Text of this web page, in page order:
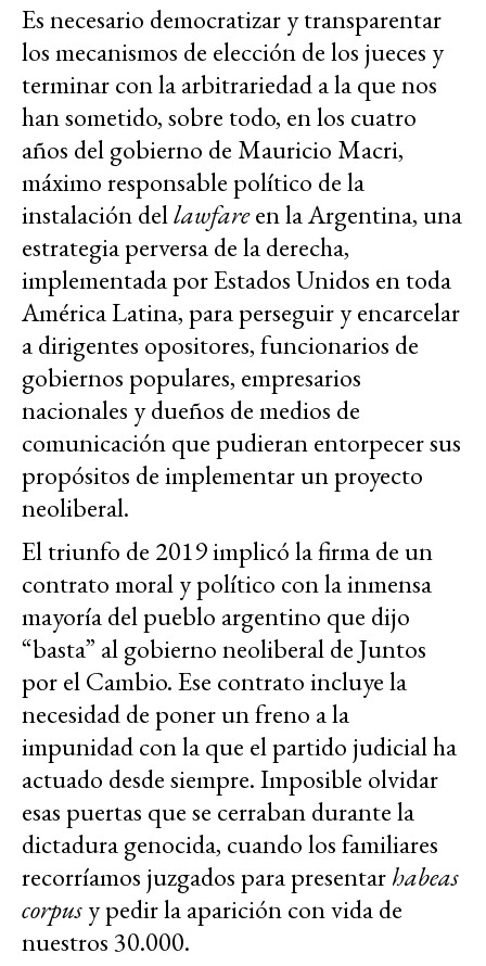
Es necesario democratizar y transparentar
los mecanismos de elección de los jueces y
terminar con la arbitrariedad a la que nos
han sometido, sobre todo, en los cuatro
años del gobierno de Mauricio Macri,
máximo responsable político de la
instalación dellawfareen la Argentina, una
estrategia perversa de la derecha,
implementada por Estados Unidos en toda
América Latina, para perseguir y encarcelar
a dirigentes opositores, funcionarios de
gobiernos populares, empresarios
nacionales y dueños de medios de
comunicación que pudieran entorpecer sus
propósitos de implementar un proyecto
neoliberal.
El triunfo de 2019 implicó la firma de un
contrato moral y político con la inmensa
mayoría del pueblo argentino que dijo
“basta” al gobierno neoliberal de Juntos
por el Cambio. Ese contrato incluye la
necesidad de poner un freno a la
impunidad con la que el partido judicial ha
actuado desde siempre. Imposible olvidar
esas puertas que se cerraban durante la
dictadura genocida, cuando los familiares
recorríamos juzgados para presentarhabeas
corpusy pedir la aparición con vida de
nuestros 30.000.